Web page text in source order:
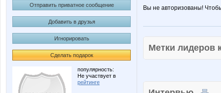
Отправить приватное сообщение
Добавить в друзья
Игнорировать
Сделать подарок
популярность:
Не участвует в
рейтинге
Вы не авторизованы!
Метки